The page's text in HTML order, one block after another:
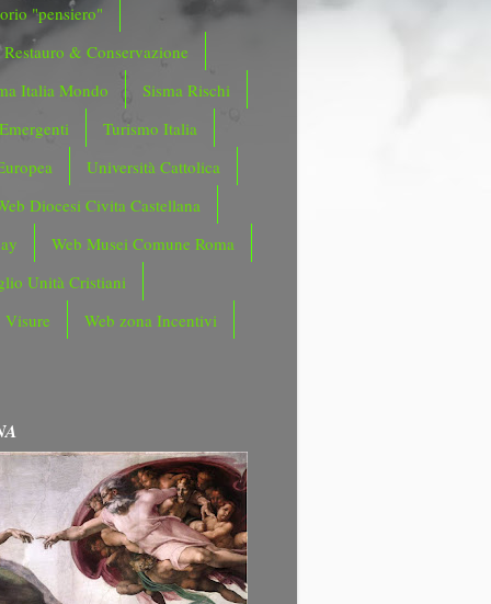
"pensiero"
Restauro & Conservazione
Italia Mondo
Sisma Rischi
Turismo Italia
Università Cattolica
Diocesi Civita Castellana
Web Musei Comune Roma
Unità Cristiani
Visure
Web zona Incentivi